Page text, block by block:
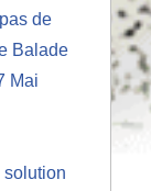
de
Balade
Mai
solution